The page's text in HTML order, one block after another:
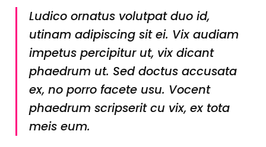
Ludico ornatus volutpat duo id,
utinam adipiscing sit ei. Vix audiam
impetus percipitur ut, vix dicant
phaedrum ut. Sed doctus accusata
ex, no porro facete usu. Vocent
phaedrum scripserit cu vix, ex tota
meis eum.